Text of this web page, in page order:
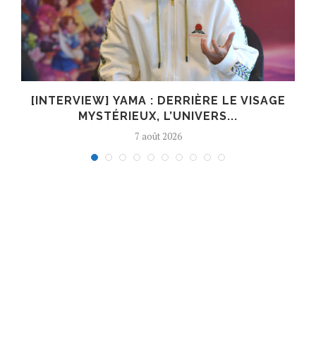
[INTERVIEW] YAMA : DERRIÈRE LE VISAGE
MYSTÉRIEUX, L’UNIVERS...
7 août 2026